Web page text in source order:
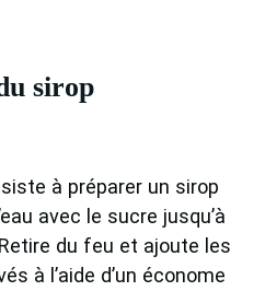
sirop
à préparer un sirop
avec le sucre jusqu’à
du feu et ajoute les
à l’aide d’un économe